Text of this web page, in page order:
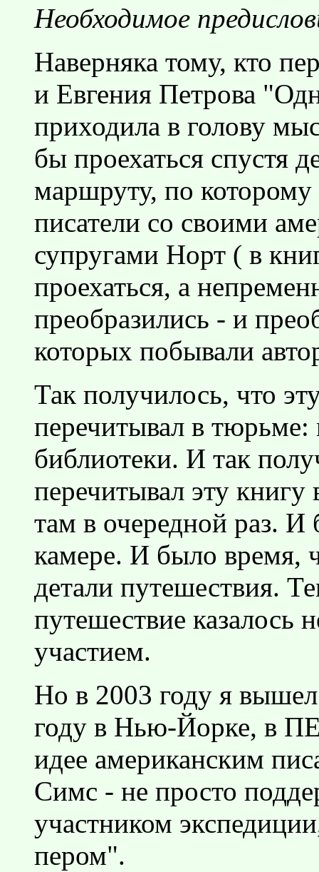
Необходимое
Наверняка тому, кто
и Евгения Петрова
приходила в голову
бы проехаться спустя
маршруту, по которому
писатели со своими
супругами Норт ( в
проехаться, а
преобразились - и
которых побывали
Так получилось, что
перечитывал в
библиотеки. И так
перечитывал эту
там в очередной раз.
камере. И было время,
детали путешествия.
путешествие
участием.
Но в 2003 году я
году в Нью-Йорке, в
идее американским
Симс - не просто
участником
пером".